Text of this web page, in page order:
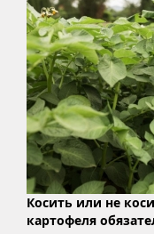
Косить или не
картофеля